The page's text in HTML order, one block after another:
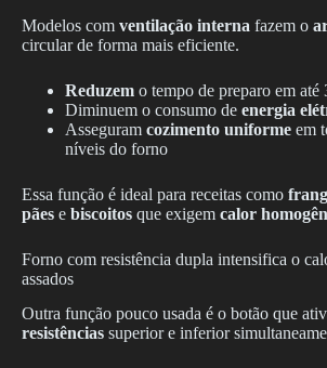
Modelos com ventilação interna fazem o
circular de forma mais eficiente.
Reduzem o tempo de preparo em até
Diminuem o consumo de energia
Asseguram cozimento uniforme em
níveis do forno
Essa função é ideal para receitas como
pães e biscoitos que exigem calor
Forno com resistência dupla intensifica o
assados
Outra função pouco usada é o botão que
resistências superior e inferior